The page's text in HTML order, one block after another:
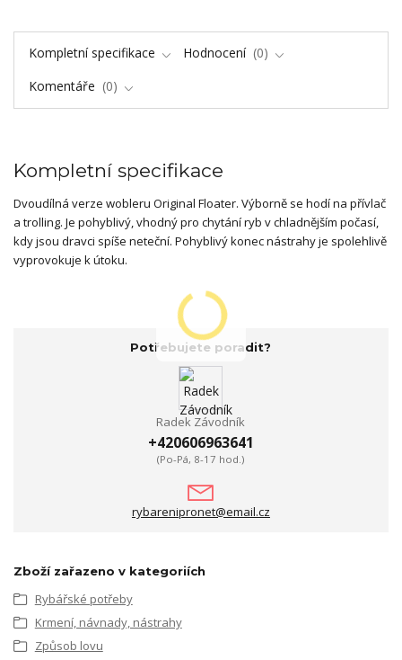
Kompletní specifikace Hodnocení
0
Komentáře
0
Kompletní specifikace
Dvoudílná verze wobleru Original Floater. Výborně se hodí na přívlač
a trolling. Je pohyblivý, vhodný pro chytání ryb v chladnějším počasí,
kdy jsou dravci spíše neteční. Pohyblivý konec nástrahy je spolehlivě
vyprovokuje k útoku.
Potřebujete poradit?
Radek Závodník
+420606963641
(Po-Pá, 8-17 hod.)
rybarenipronet@email.cz
Zboží zařazeno v kategoriích
Rybářské potřeby
Krmení, návnady, nástrahy
Způsob lovu